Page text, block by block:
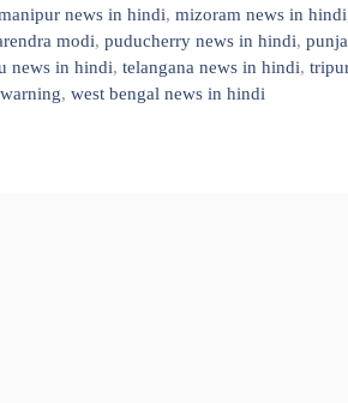
news in hindi, mizoram news in hindi
modi, puducherry news in hindi,
news in hindi, telangana news in hindi,
warning, west bengal news in hindi